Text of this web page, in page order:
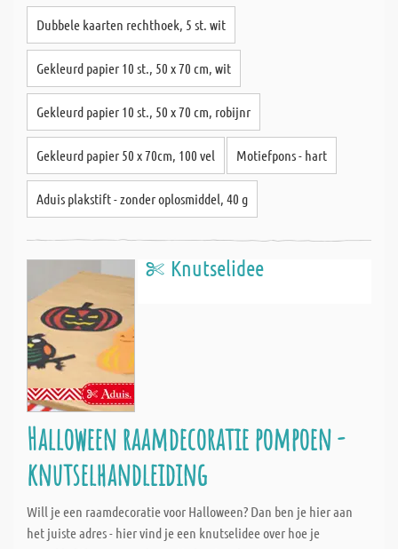
Dubbele kaarten rechthoek, 5 st. wit
Gekleurd papier 10 st., 50 x 70 cm, wit
Gekleurd papier 10 st., 50 x 70 cm, robijnr
Gekleurd papier 50 x 70cm, 100 vel Motiefpons - hart
Aduis plakstift - zonder oplosmiddel, 40 g
Knutselidee
Halloween raamdecoratie pompoen -
knutselhandleiding
Will je een raamdecoratie voor Halloween? Dan ben je hier aan
het juiste adres - hier vind je een knutselidee over hoe je